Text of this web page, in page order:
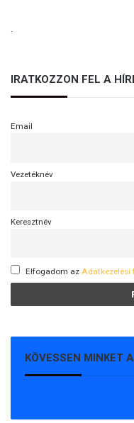
.
IRATKOZZON FEL A
Email
Vezetéknév
Keresztnév
Elfogadom az Adatkezelési
KÖVESSEN MINKET